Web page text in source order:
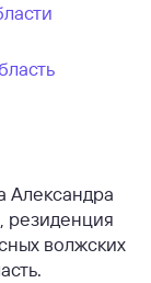
Александра
резиденция
волжских